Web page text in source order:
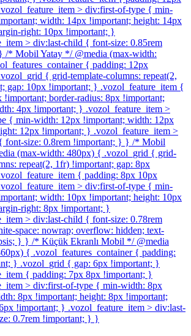
> div:first-of-type { min-
width: 14px !important; height: 14px
right: 10px !important; }
> div:last-child { font-size: 0.85rem
/* Mobil Yatay */ @media (max-width:
{ padding: 12px
{ grid-template-columns: repeat(2,
gap: 10px !important; } .vozol_feature_item {
!important; border-radius: 8px !important;
4px !important; } .vozol_feature_item >
{ min-width: 12px !important; width: 12px
12px !important; } .vozol_feature_item >
font-size: 0.8rem !important; } } /* Mobil
(max-width: 480px) { .vozol_grid { grid-
repeat(2, 1fr) !important; gap: 8px
{ padding: 8px 10px
> div:first-of-type { min-
width: 10px !important; height: 10px
right: 8px !important; }
> div:last-child { font-size: 0.78rem
space: nowrap; overflow: hidden; text-
} } /* Küçük Ekranlı Mobil */ @media
{ .vozol_features_container { padding:
} .vozol_grid { gap: 6px !important; }
{ padding: 7px 8px !important; }
> div:first-of-type { min-width: 8px
8px !important; height: 8px !important;
!important; } .vozol_feature_item > div:last-
0.7rem !important; } }